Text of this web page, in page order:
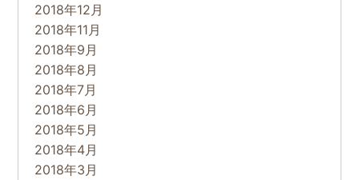
2018年12月
2018年11月
2018年9月
2018年8月
2018年7月
2018年6月
2018年5月
2018年4月
2018年3月